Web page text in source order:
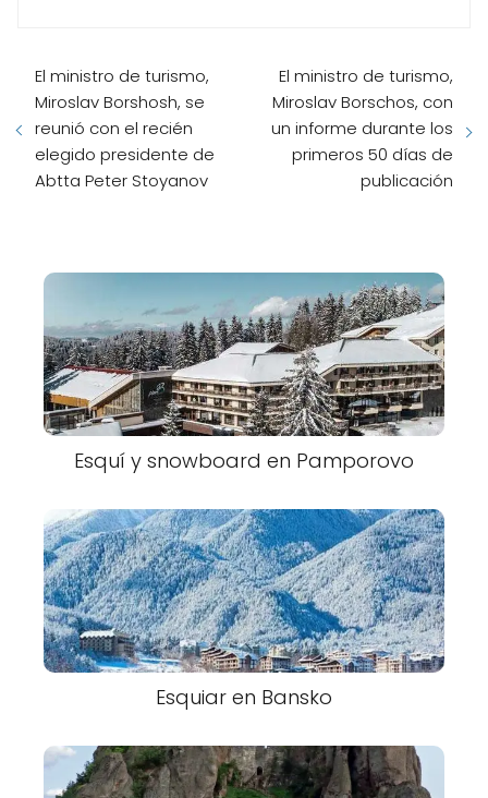
El ministro de turismo,
Miroslav Borshosh, se
reunió con el recién
elegido presidente de
Abtta Peter Stoyanov
El ministro de turismo,
Miroslav Borschos, con
un informe durante los
primeros 50 días de
publicación
Esquí y snowboard en Pamporovo
Esquiar en Bansko